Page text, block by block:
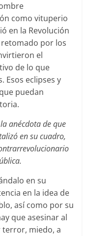
como vituperio
en la Revolución
por los
el
de lo que
Esos eclipses y
puedan
anécdota de que
en su cuadro,
en su
en la idea de
así­ como por su
que asesinar al
miedo, a